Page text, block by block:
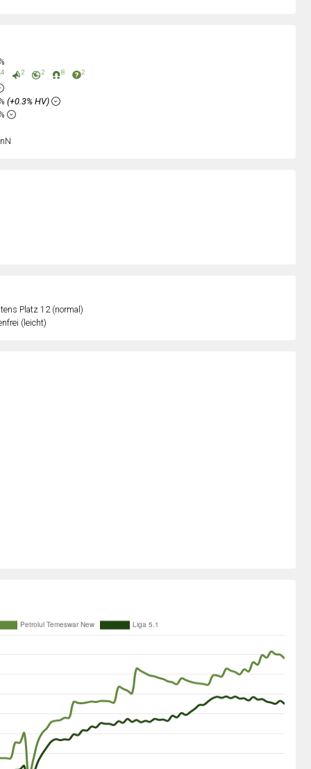
Platz 12 (normal)
(leicht)
4 2 2 8 2
(+0.3% HV)